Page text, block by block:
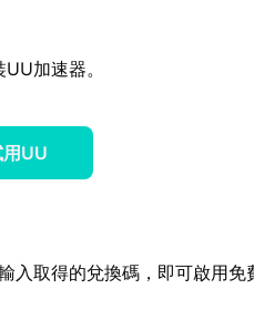
加速器。
UU
入取得的兌換碼，即可啟用免